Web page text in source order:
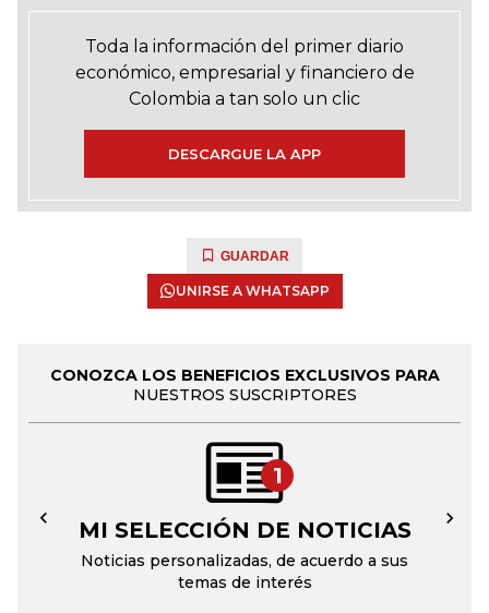
Toda la información del primer diario
económico, empresarial y financiero de
Colombia a tan solo un clic
DESCARGUE LA APP
GUARDAR
UNIRSE A WHATSAPP
CONOZCA LOS BENEFICIOS EXCLUSIVOS PARA
NUESTROS SUSCRIPTORES
1
MI SELECCIÓN DE NOTICIAS
Noticias personalizadas, de acuerdo a sus
temas de interés
← →